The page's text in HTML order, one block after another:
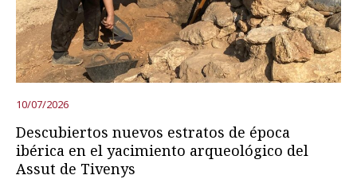
Prueba la búsqueda avanzada
Suscríbete a los boletines electrónicos de la URV
ESPAÑOL CATALÀ ENGLISH
10/07/2026
Descubiertos nuevos estratos de época
ibérica en el yacimiento arqueológico del
Assut de Tivenys